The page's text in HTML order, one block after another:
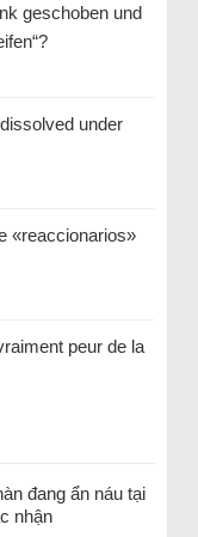
geschoben und
under
«reaccionarios»
peur de la
đang ẩn náu tại
nhận